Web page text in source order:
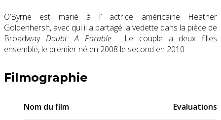
O’Byrne est marié à l’ actrice américaine Heather
Goldenhersh, avec qui il a partagé la vedette dans la pièce de
Broadway Doubt: A Parable . Le couple a deux filles
ensemble, le premier né en 2008 le second en 2010.
Filmographie
Nom du film Evaluations